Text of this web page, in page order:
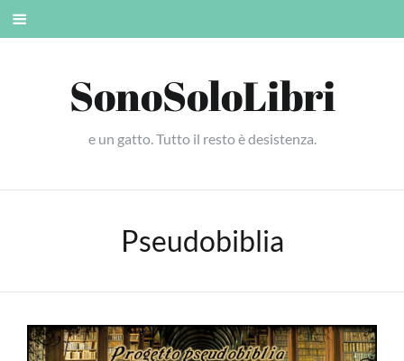
Skip
SonoSoloLibri
e un gatto. Tutto il resto è desistenza.
Pseudobiblia